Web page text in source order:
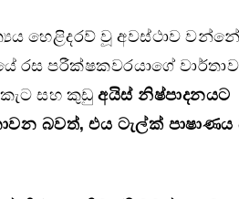
හෙළිදරව් වූ අවස්ථාව
රස පරීක්ෂකවරයාගේ
කැට සහ කුඩුඅයිස් නිෂ්පාදනයට
බවත්,එය ටැල්ක්